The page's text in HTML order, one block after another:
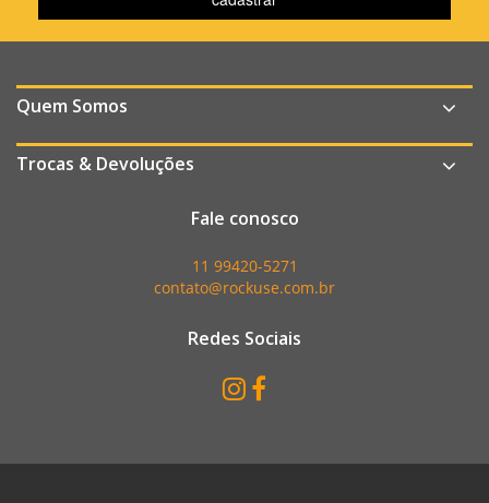
Quem Somos
Trocas & Devoluções
Fale conosco
11 99420-5271
contato@rockuse.com.br
Redes Sociais